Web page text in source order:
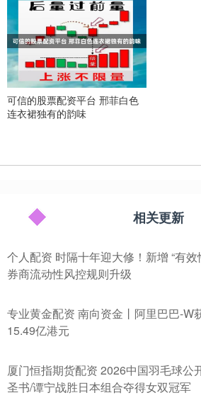
可信的股票配资平台 邢菲白色
连衣裙独有的韵味
相关更新
个人配资 时隔十年迎大修！新增 “有效
券商流动性风控规则升级
专业黄金配资 南向资金丨阿里巴巴-W
15.49亿港元
厦门恒指期货配资 2026中国羽毛球公
圣书/谭宁战胜日本组合夺得女双冠军